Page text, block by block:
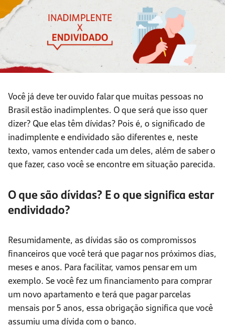
Você já deve ter ouvido falar que muitas pessoas no
Brasil estão inadimplentes. O que será que isso quer
dizer? Que elas têm dívidas? Pois é, o significado de
inadimplente e endividado são diferentes e, neste
texto, vamos entender cada um deles, além de saber o
que fazer, caso você se encontre em situação parecida.
O que são dívidas? E o que significa estar
endividado?
Resumidamente, as dívidas são os compromissos
financeiros que você terá que pagar nos próximos dias,
meses e anos. Para facilitar, vamos pensar em um
exemplo. Se você fez um financiamento para comprar
um novo apartamento e terá que pagar parcelas
mensais por 5 anos, essa obrigação significa que você
assumiu uma dívida com o banco.